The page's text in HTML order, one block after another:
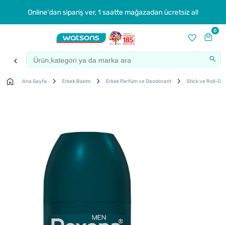
Online'dan sipariş ver, 1 saatte mağazadan ücretsiz al!
0
Ana Sayfa Erkek Bakım Erkek Parfüm ve Deodorant Stick ve Roll-On